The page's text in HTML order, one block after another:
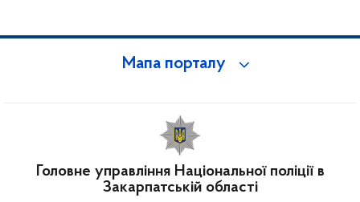
Мапа порталу
Головне управління Національної поліції в
Закарпатській області